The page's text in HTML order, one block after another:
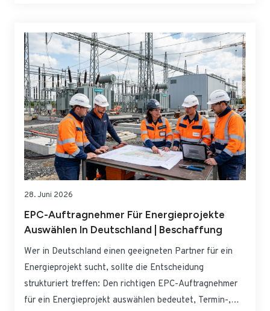
deutschen Markt steigen die Anforderungen, weil
Betreiber, Integratoren, Versicherer und…
28. Juni 2026
EPC-Auftragnehmer Für Energieprojekte
Auswählen In Deutschland | Beschaffung
Wer in Deutschland einen geeigneten Partner für ein
Energieprojekt sucht, sollte die Entscheidung
strukturiert treffen: Den richtigen EPC-Auftragnehmer
für ein Energieprojekt auswählen bedeutet, Termin-,